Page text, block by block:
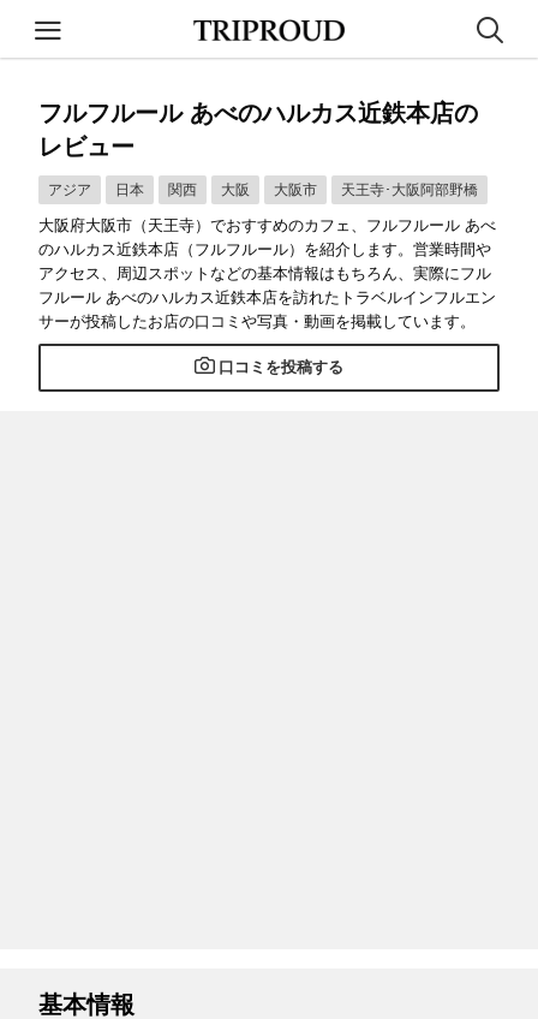
フルフルール あべのハルカス近鉄本店の
レビュー
アジア 日本 関西 大阪 大阪市 天王寺･大阪阿部野橋
大阪府大阪市（天王寺）でおすすめのカフェ、フルフルール あべ
のハルカス近鉄本店（フルフルール）を紹介します。営業時間や
アクセス、周辺スポットなどの基本情報はもちろん、実際にフル
フルール あべのハルカス近鉄本店を訪れたトラベルインフルエン
サーが投稿したお店の口コミや写真・動画を掲載しています。
口コミを投稿する
基本情報